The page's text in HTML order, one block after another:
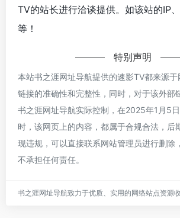
TV的站长进行洽谈提供。如该站的IP
等！
特别声明
本站书之涯网址导航提供的速影TV都来源
链接的准确性和完整性，同时，对于该外部
书之涯网址导航实际控制，在2025年1月5
时，该网页上的内容，都属于合规合法，后
现违规，可以直接联系网站管理员进行删除
不承担任何责任。
书之涯网址导航致力于优质、实用的网络站点资源